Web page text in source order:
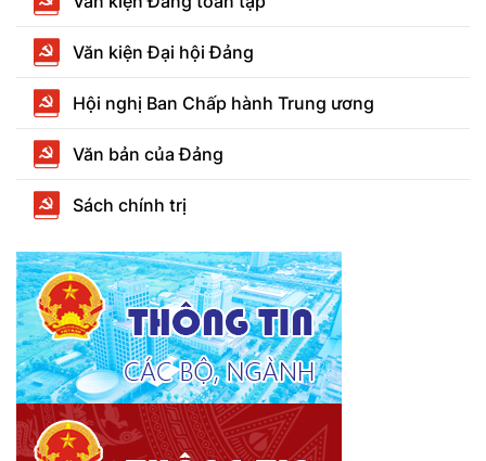
Văn kiện Đại hội Đảng
Hội nghị Ban Chấp hành Trung ương
Văn bản của Đảng
Sách chính trị